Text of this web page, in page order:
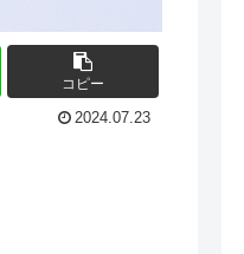
コピー
2024.07.23